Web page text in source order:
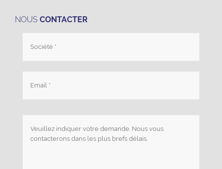
NOUS CONTACTER